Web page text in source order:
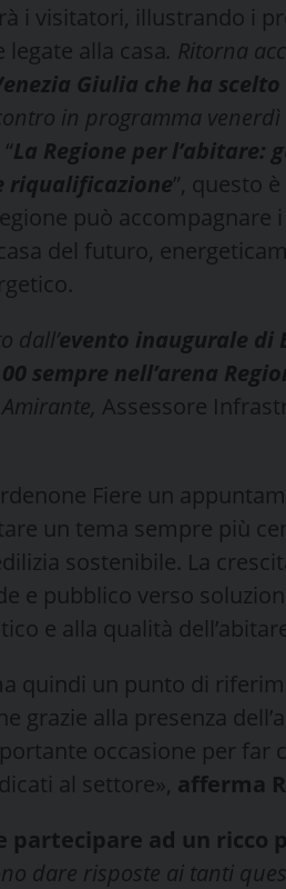
i visitatori, illustrando i
alla casa. Ritorna
Giulia che ha scelto
in programma venerdì
La Regione per l’abitare:
riqualificazione”, questo
può accompagnare
del futuro,
dall’evento inaugurale di
sempre nell’arena
Assessore
Fiere un
un tema sempre più
sostenibile. La
e pubblico verso
e alla qualità
quindi un punto di
grazie alla presenza
occasione per far
al settore», afferma
partecipare ad un ricco
dare risposte ai tanti